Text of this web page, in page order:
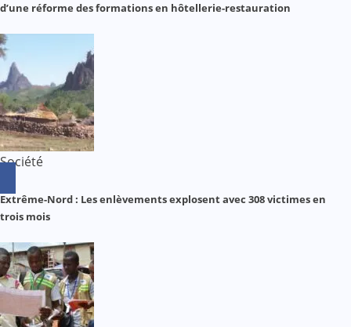
d’une réforme des formations en hôtellerie-restauration
Société
Extrême-Nord : Les enlèvements explosent avec 308 victimes en
trois mois